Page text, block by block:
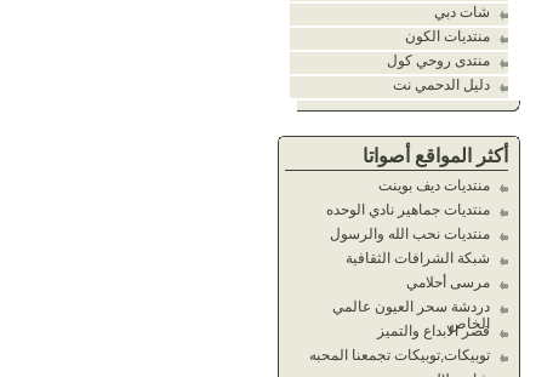
شات دبي
منتديات الكون
منتدى روحي كول
دليل الدحمي نت
أكثر المواقع أصواتا
منتديات ديف بوينت
منتديات جماهير نادي الوحده
منتديات نحب الله والرسول
شبكة الشرافات الثقافية
مرسى أحلامي
دردشة سحر العيون عالمي
الخاص
قصر الابداع والتميز
توبيكات,توبيكات تجمعنا المحبه